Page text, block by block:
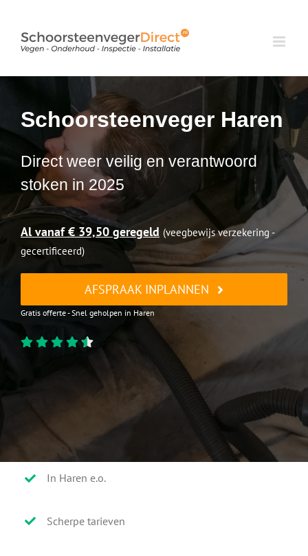
inhoud
Schoorsteenveger Haren
Direct weer veilig en verantwoord
stoken in 2025
Al vanaf € 39,50 geregeld (veegbewijs verzekering -
gecertificeerd)
AFSPRAAK INPLANNEN
Gratis offerte - Snel geholpen in Haren
In Haren e.o.
Scherpe tarieven